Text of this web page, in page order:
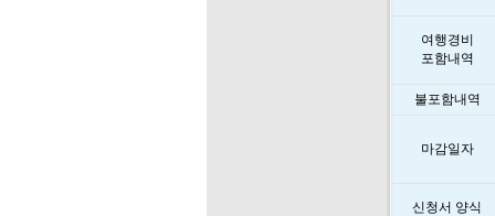
여행경비
포함내역
불포함내역
마감일자
신청서 양식